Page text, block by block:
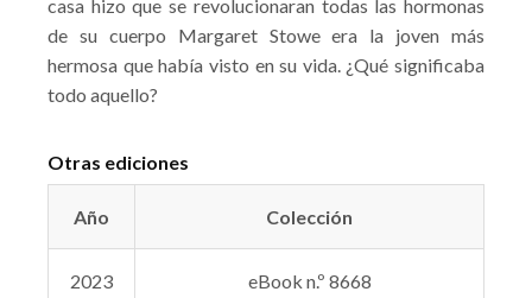
casa hizo que se revolucionaran todas las hormonas
de su cuerpo Margaret Stowe era la joven más
hermosa que había visto en su vida. ¿Qué significaba
todo aquello?
Otras ediciones
Año Colección
2023 eBook n.º 8668